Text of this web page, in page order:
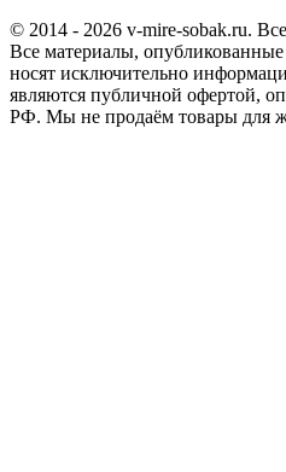
© 2014 - 2026 v-mire-sobak.ru.
Все материалы,
носят исключительно
являются публичной офертой,
РФ. Мы не продаём товары для